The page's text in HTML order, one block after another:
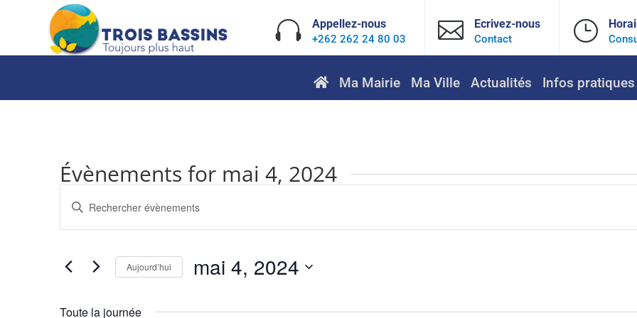
 Appellez-nous
+262 262 24 80 03  Ecrivez-nous
Contact }
Ma Mairie Ma Ville Actualités Infos pratiques
Évènements for mai 4, 2024
Recherche
et
navigation
vues
Évènements
Saisir
clé.
Évènements
Aujourd’hui mai 4, 2024
Toute la journée